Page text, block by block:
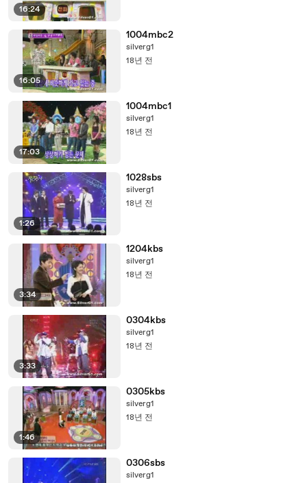
16:24
16:05
1004mbc2
silverg1
18년 전
17:03
1004mbc1
silverg1
18년 전
1:26
1028sbs
silverg1
18년 전
3:34
1204kbs
silverg1
18년 전
3:33
0304kbs
silverg1
18년 전
1:46
0305kbs
silverg1
18년 전
0306sbs
silverg1